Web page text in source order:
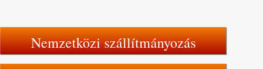
Nemzetközi szállítmányozás